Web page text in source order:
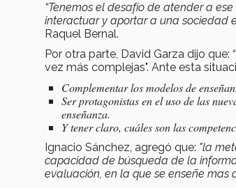
“Tenemos el desafío de atender a
interactuar y aportar a una sociedad
Raquel Bernal.
Por otra parte, David Garza dijo
vez más complejas". Ante esta
Complementar los modelos de
Ser protagonistas en el uso de las
enseñanza.
Y tener claro, cuáles son las
Ignacio Sánchez, agregó que: "la
capacidad de búsqueda de la
evaluación, en la que se enseñe mas